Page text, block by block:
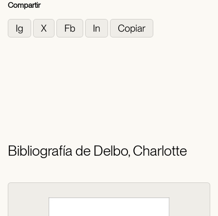
Compartir
Bibliografía de Delbo, Charlotte